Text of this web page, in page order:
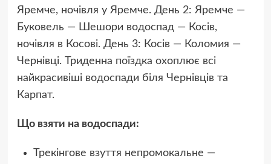
Яремче, ночівля у Яремче. День 2: Яремче —
Буковель — Шешори водоспад — Косів,
ночівля в Косові. День 3: Косів — Коломия —
Чернівці. Триденна поїздка охоплює всі
найкрасивіші водоспади біля Чернівців та
Карпат.
Що взяти на водоспади:
Трекінгове взуття непромокальне —